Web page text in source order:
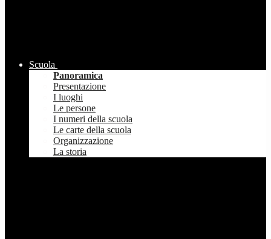
Scuola
Panoramica
Presentazione
I luoghi
Le persone
I numeri della scuola
Le carte della scuola
Organizzazione
La storia